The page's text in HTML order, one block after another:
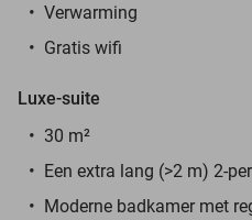
Verwarming
Gratis wifi
Luxe-suite
30 m²
Een extra lang (>2 m) 2-
Moderne badkamer met